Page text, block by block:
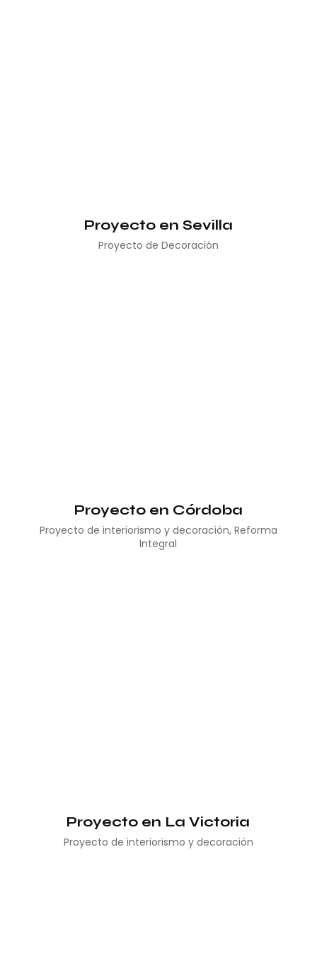
Proyecto en Sevilla
Proyecto de Decoración
Proyecto en Córdoba
Proyecto de interiorismo y decoración, Reforma
Integral
Proyecto en La Victoria
Proyecto de interiorismo y decoración